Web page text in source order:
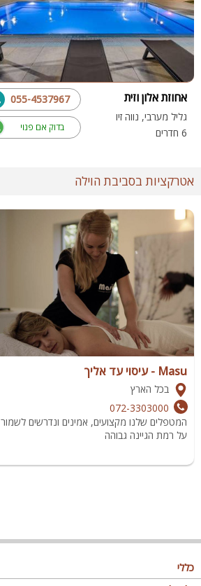
אחוזת אלון וזית
גליל מערבי, נווה זיו
6 חדרים
בדוק אם פנוי
055-4537967
אטרקציות בסביבת הוילה
Masu - עיסוי עד אליך
בכל הארץ
072-3303000
המטפלים שלנו מקצועים, אמינים ונדרשים לשמור
על רמת הגיינה גבוהה
כללי